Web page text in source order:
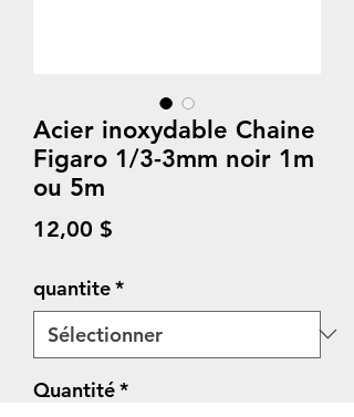
Acier inoxydable Chaine
Figaro 1/3-3mm noir 1m
ou 5m
12,00 $
quantite*
Quantité*